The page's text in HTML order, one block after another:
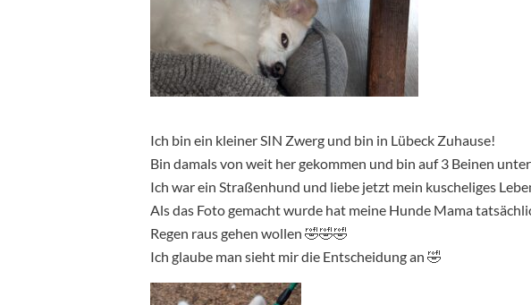
Ich bin ein kleiner SIN Zwerg und bin in Lübeck Zuhause!
Bin damals von weit her gekommen und bin auf 3 Beinen
Ich war ein Straßenhund und liebe jetzt mein kuscheliges
Als das Foto gemacht wurde hat meine Hunde Mama
Regen raus gehen wollen 🤣🤣🤣
Ich glaube man sieht mir die Entscheidung an 🤣